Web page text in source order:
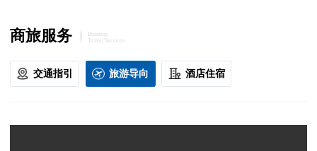
商旅服务
Business
Travel Services
交通指引 旅游导向 酒店住宿